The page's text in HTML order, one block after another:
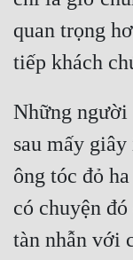
quan trọng
Những người
sau mấy
ông tóc đỏ
có chuyện